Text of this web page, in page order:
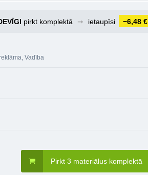
pirkt komplektā ➞ ietaupīsi −6,48 €
, Vadība
Pirkt 3 materiālus komplektā